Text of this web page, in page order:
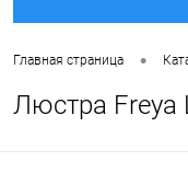
Главная страница •
Люстра Freya